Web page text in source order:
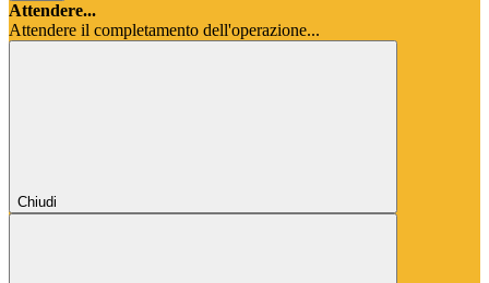
Attendere...
Attendere il completamento dell'operazione...
Chiudi